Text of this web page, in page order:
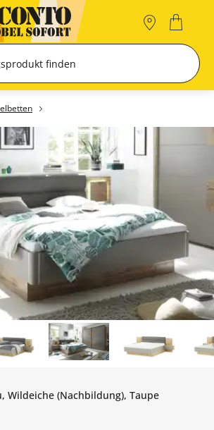
Wildeiche (Nachbildung), Taupe